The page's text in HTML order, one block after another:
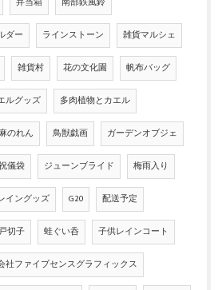
ダー ラインストーン 雑貨マルシェ
雑貨村 花の文化園 帆布バッグ
ルグッズ 多肉植物とカエル
のれん 鳥獣戯画 ガーデンオブジェ
儀袋 ジューンブライド 梅雨入り
イングッズ G20 配送予定
切子 蛙ぐい呑 子供レインコート
社ファイブセンスグラフィックス